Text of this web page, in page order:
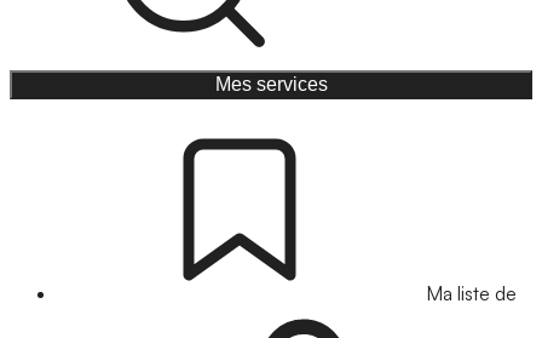
Mes services
Ma liste de